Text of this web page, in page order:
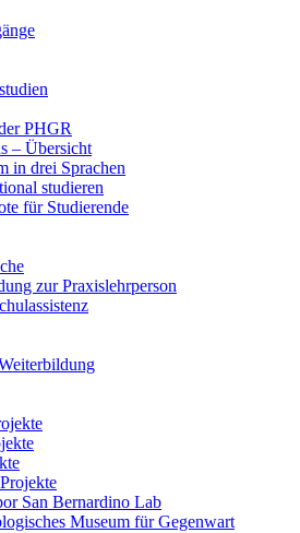
PHGR
– Übersicht
in drei Sprachen
studieren
für Studierende
zur Praxislehrperson
San Bernardino Lab
Museum für Gegenwart